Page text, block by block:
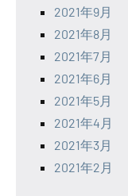
2021年9月
2021年8月
2021年7月
2021年6月
2021年5月
2021年4月
2021年3月
2021年2月